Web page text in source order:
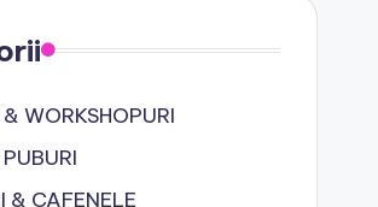
WORKSHOPURI
& CAFENELE